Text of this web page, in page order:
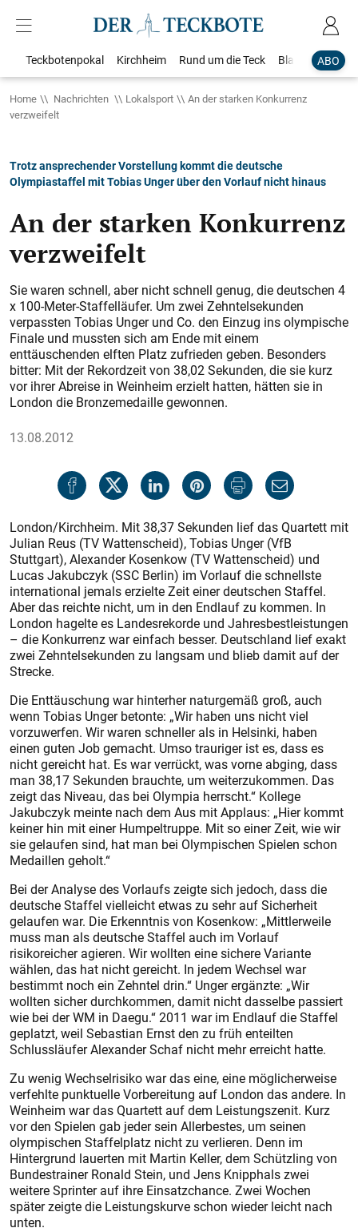
ABO
Teckbotenpokal Kirchheim Rund um die Teck Blaulicht
Home Nachrichten Lokalsport
An der starken Konkurrenz
verzweifelt
Trotz ansprechender Vorstellung kommt die deutsche
Olympiastaffel mit Tobias Unger über den Vorlauf nicht hinaus
An der starken Konkurrenz
verzweifelt
Sie waren schnell, aber nicht schnell genug, die deutschen 4
x 100-Meter-Staffelläufer. Um zwei Zehntelsekunden
verpassten Tobias Unger und Co. den Einzug ins olympische
Finale und mussten sich am Ende mit einem
enttäuschenden elften Platz zufrieden geben. Besonders
bitter: Mit der Rekordzeit von 38,02 Sekunden, die sie kurz
vor ihrer Abreise in Weinheim erzielt hatten, hätten sie in
London die Bronzemedaille gewonnen.
13.08.2012
London/Kirchheim. Mit 38,37 Sekunden lief das Quartett mit
Julian Reus (TV Wattenscheid), Tobias Unger (VfB
Stuttgart), Alexander Kosenkow (TV Wattenscheid) und
Lucas Jakubczyk (SSC Berlin) im Vorlauf die schnellste
international jemals erzielte Zeit einer deutschen Staffel.
Aber das reichte nicht, um in den Endlauf zu kommen. In
London hagelte es Landesrekorde und Jahresbestleistungen
– die Konkurrenz war einfach besser. Deutschland lief exakt
zwei Zehntelsekunden zu langsam und blieb damit auf der
Strecke.
Die Enttäuschung war hinterher naturgemäß groß, auch
wenn Tobias Unger betonte: „Wir haben uns nicht viel
vorzuwerfen. Wir waren schneller als in Helsinki, haben
einen guten Job gemacht. Umso trauriger ist es, dass es
nicht gereicht hat. Es war verrückt, was vorne abging, dass
man 38,17 Sekunden brauchte, um weiterzukommen. Das
zeigt das Niveau, das bei Olympia herrscht.“ Kollege
Jakubczyk meinte nach dem Aus mit Applaus: „Hier kommt
keiner hin mit einer Humpeltruppe. Mit so einer Zeit, wie wir
sie gelaufen sind, hat man bei Olympischen Spielen schon
Medaillen geholt.“
Bei der Analyse des Vorlaufs zeigte sich jedoch, dass die
deutsche Staffel vielleicht etwas zu sehr auf Sicherheit
gelaufen war. Die Erkenntnis von Kosenkow: „Mittlerweile
muss man als deutsche Staffel auch im Vorlauf
risikoreicher agieren. Wir wollten eine sichere Variante
wählen, das hat nicht gereicht. In jedem Wechsel war
bestimmt noch ein Zehntel drin.“ Unger ergänzte: „Wir
wollten sicher durchkommen, damit nicht dasselbe passiert
wie bei der WM in Daegu.“ 2011 war im Endlauf die Staffel
geplatzt, weil Sebastian Ernst den zu früh enteilten
Schlussläufer Alexander Schaf nicht mehr erreicht hatte.
Zu wenig Wechselrisiko war das eine, eine möglicherweise
verfehlte punktuelle Vorbereitung auf London das andere. In
Weinheim war das Quartett auf dem Leistungszenit. Kurz
vor den Spielen gab jeder sein Allerbestes, um seinen
olympischen Staffelplatz nicht zu verlieren. Denn im
Hintergrund lauerten mit Martin Keller, dem Schützling von
Bundestrainer Ronald Stein, und Jens Knipphals zwei
weitere Sprinter auf ihre Einsatzchance. Zwei Wochen
später zeigte die Leistungskurve schon wieder leicht nach
unten.